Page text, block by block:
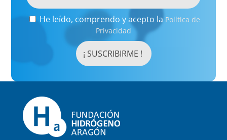
He leído, comprendo y acepto la Política de
Privacidad